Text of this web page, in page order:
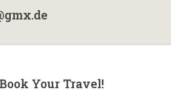
Your Travel!